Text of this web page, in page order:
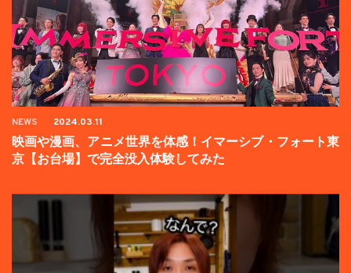
NEWS 2024.03.11
映画や漫画、アニメ世界を体感！イマーシブ・フォート東
京【お台場】で完全没入体験してみた